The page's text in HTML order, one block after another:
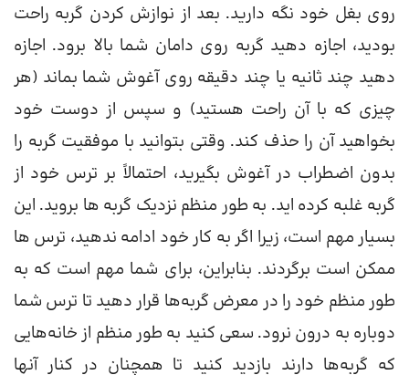
روی بغل خود نگه دارید. بعد از نوازش کردن گربه راحت
بودید، اجازه دهید گربه روی دامان شما بالا برود. اجازه
دهید چند ثانیه یا چند دقیقه روی آغوش شما بماند (هر
چیزی که با آن راحت هستید) و سپس از دوست خود
بخواهید آن را حذف کند. وقتی بتوانید با موفقیت گربه را
بدون اضطراب در آغوش بگیرید، احتمالاً بر ترس خود از
گربه غلبه کرده اید. به طور منظم نزدیک گربه ها بروید. این
بسیار مهم است، زیرا اگر به کار خود ادامه ندهید، ترس ها
ممکن است برگردند. بنابراین، برای شما مهم است که به
طور منظم خود را در معرض گربه‌ها قرار دهید تا ترس شما
دوباره به درون نرود. سعی کنید به طور منظم از خانه‌هایی
که گربه‌ها دارند بازدید کنید تا همچنان در کنار آنها